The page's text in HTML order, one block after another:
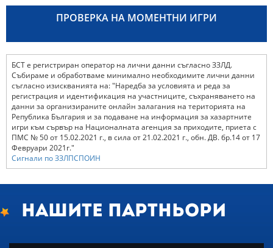
ПРОВЕРКА НА МОМЕНТНИ ИГРИ
БСТ е регистриран оператор на лични данни съгласно ЗЗЛД.
Събираме и обработваме минимално необходимите лични данни
съгласно изискванията на: "Наредба за условията и реда за
регистрация и идентификация на участниците, съхраняването на
данни за организираните онлайн залагания на територията на
Република България и за подаване на информация за хазартните
игри към сървър на Националната агенция за приходите, приета с
ПМС № 50 от 15.02.2021 г., в сила от 21.02.2021 г., обн. ДВ. бр.14 от 17
Февруари 2021г."
Сигнали по ЗЗЛПСПОИН
Нашите партньори